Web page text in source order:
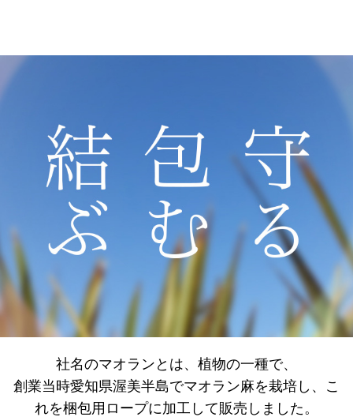
社名のマオランとは、植物の一種で、
創業当時愛知県渥美半島でマオラン麻を栽培し、こ
れを梱包用ロープに加工して販売しました。